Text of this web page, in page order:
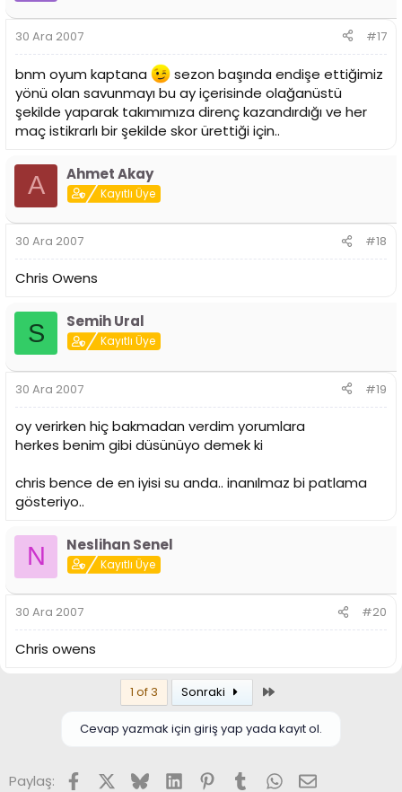
30 Ara 2007 #17
bnm oyum kaptana
sezon başında endişe ettiğimiz
yönü olan savunmayı bu ay içerisinde olağanüstü
şekilde yaparak takımımıza direnç kazandırdığı ve her
maç istikrarlı bir şekilde skor ürettiği için..
A Ahmet Akay
Kayıtlı Üye
30 Ara 2007 #18
Chris Owens
S Semih Ural
Kayıtlı Üye
30 Ara 2007 #19
oy verirken hiç bakmadan verdim yorumlara
herkes benim gibi düsünüyo demek ki
chris bence de en iyisi su anda.. inanılmaz bi patlama
gösteriyo..
N Neslihan Senel
Kayıtlı Üye
30 Ara 2007 #20
Chris owens
1 of 3 Sonraki
Cevap yazmak için giriş yap yada kayıt ol.
Paylaş: FacebookX (Twitter)
BlueskyLinkedInPinterest
TumblrWhatsApp
E-posta